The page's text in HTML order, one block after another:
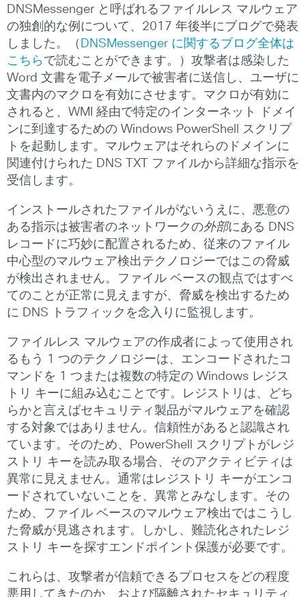
DNSMessenger と呼ばれるファイルレス マルウェア
の独創的な例について、2017 年後半にブログで発表
しました。（ DNSMessenger に関するブログ全体は
こちらで読むことができます。）攻撃者は感染した
Word 文書を電子メールで被害者に送信し、ユーザに
文書内のマクロを有効にさせます。マクロが有効に
されると、WMI 経由で特定のインターネット ドメイ
ンに到達するための Windows PowerShell スクリプ
トを起動します。マルウェアはそれらのドメインに
関連付けられた DNS TXT ファイルから詳細な指示を
受信します。
インストールされたファイルがないうえに、悪意の
ある指示は被害者のネットワークの外部にある DNS
レコードに巧妙に配置されるため、従来のファイル
中心型のマルウェア検出テクノロジーではこの脅威
が検出されません。ファイル ベースの観点ではすべ
てのことが正常に見えますが、脅威を検出するため
に DNS トラフィックを念入りに監視します。
ファイルレス マルウェアの作成者によって使用され
るもう 1 つのテクノロジーは、エンコードされたコ
マンドを 1 つまたは複数の特定の Windows レジス
トリ キーに組み込むことです。レジストリは、どち
らかと言えばセキュリティ製品がマルウェアを確認
する対象ではありません。信頼性があると認識され
ています。そのため、PowerShell スクリプトがレジ
ストリ キーを読み取る場合、そのアクティビティは
異常に見えません。通常はレジストリ キーがエンコ
ードされていないことを、異常とみなします。その
ため、ファイル ベースのマルウェア検出ではこうし
た脅威が見逃されます。しかし、難読化されたレジ
ストリ キーを探すエンドポイント保護が必要です。
これらは、攻撃者が信頼できるプロセスをどの程度
悪用してきたのか、および隔離されたセキュリティ